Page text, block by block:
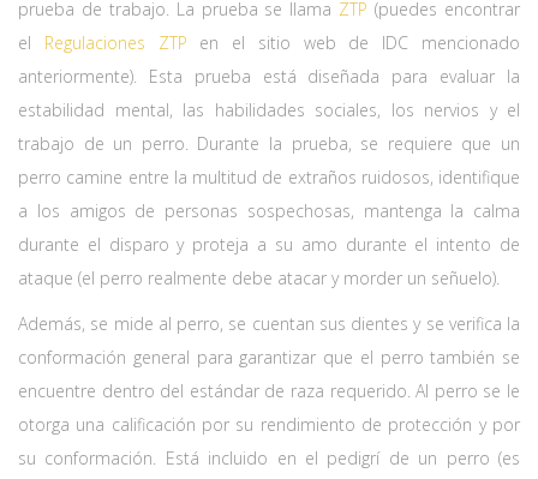
prueba de trabajo. La prueba se llama ZTP (puedes encontrar
el Regulaciones ZTP en el sitio web de IDC mencionado
anteriormente). Esta prueba está diseñada para evaluar la
estabilidad mental, las habilidades sociales, los nervios y el
trabajo de un perro. Durante la prueba, se requiere que un
perro camine entre la multitud de extraños ruidosos, identifique
a los amigos de personas sospechosas, mantenga la calma
durante el disparo y proteja a su amo durante el intento de
ataque (el perro realmente debe atacar y morder un señuelo).
Además, se mide al perro, se cuentan sus dientes y se verifica la
conformación general para garantizar que el perro también se
encuentre dentro del estándar de raza requerido. Al perro se le
otorga una calificación por su rendimiento de protección y por
su conformación. Está incluido en el pedigrí de un perro (es